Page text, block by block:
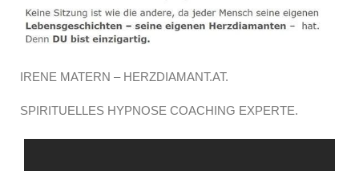
IRENE MATERN – HERZDIAMANT.AT.
SPIRITUELLES HYPNOSE COACHING EXPERTE.